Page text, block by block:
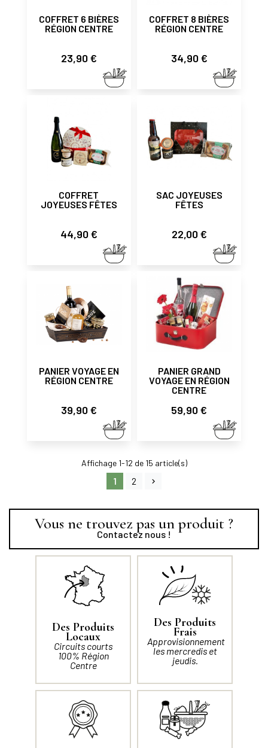
COFFRET 6 BIÈRES
RÉGION CENTRE
Prix
23,90 €
COFFRET 8 BIÈRES
RÉGION CENTRE
Prix
34,90 €
COFFRET
JOYEUSES FÊTES
Prix
44,90 €
SAC JOYEUSES
FÊTES
Prix
22,00 €
PANIER VOYAGE EN
RÉGION CENTRE
Prix
39,90 €
PANIER GRAND
VOYAGE EN RÉGION
CENTRE
Prix
59,90 €
Affichage 1-12 de 15 article(s)
1 2
Vous ne trouvez pas un produit ?
Contactez nous !
Des Produits
Locaux
Circuits courts
100% Région
Centre
Des Produits
Frais
Approvisionnement
les mercredis et
jeudis.